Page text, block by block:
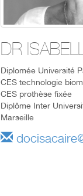
DR
Diplomée Université
CES technologie
CES prothèse fixée
Diplôme Inter
Marseille